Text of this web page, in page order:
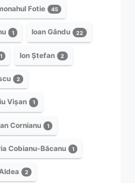
Fotie 45
1 Ioan Gându 22
1 Ion Ștefan 2
2
Vișan 1
Cornianu 1
Cobianu-Băcanu 1
2